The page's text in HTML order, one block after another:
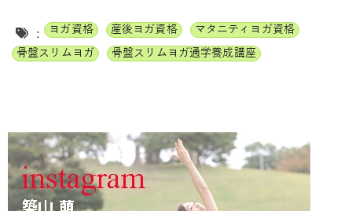
: ヨガ資格 産後ヨガ資格
マタニティヨガ資格
骨盤スリムヨガ
骨盤スリムヨガ通学養成講座